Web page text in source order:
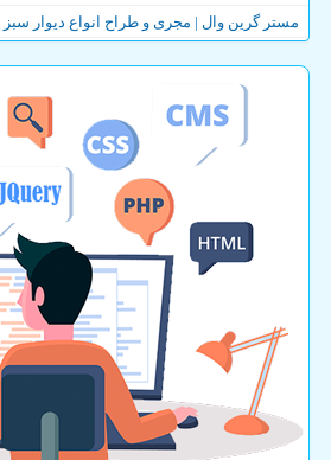
مستر گرین وال | مجری و طراح انواع دیوار سبز